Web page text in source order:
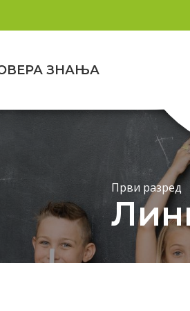
ЗНАЊА
Први разред